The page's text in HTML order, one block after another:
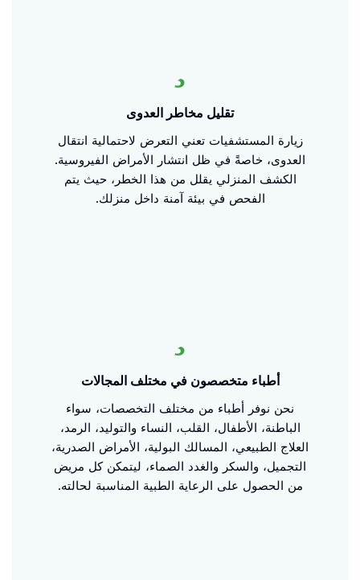
تقليل مخاطر العدوى
زيارة المستشفيات تعني التعرض لاحتمالية انتقال
العدوى، خاصةً في ظل انتشار الأمراض الفيروسية.
الكشف المنزلي يقلل من هذا الخطر، حيث يتم
الفحص في بيئة آمنة داخل منزلك.
أطباء متخصصون في مختلف المجالات
نحن نوفر أطباء من مختلف التخصصات، سواء
الباطنة، الأطفال، القلب، النساء والتوليد، الرمد،
العلاج الطبيعي، المسالك البولية، الأمراض الصدرية،
التجميل، والسكر والغدد الصماء، ليتمكن كل مريض
من الحصول على الرعاية الطبية المناسبة لحالته.